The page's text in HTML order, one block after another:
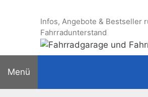
Infos, Angebote & Bestseller
Fahrradunterstand
Menü